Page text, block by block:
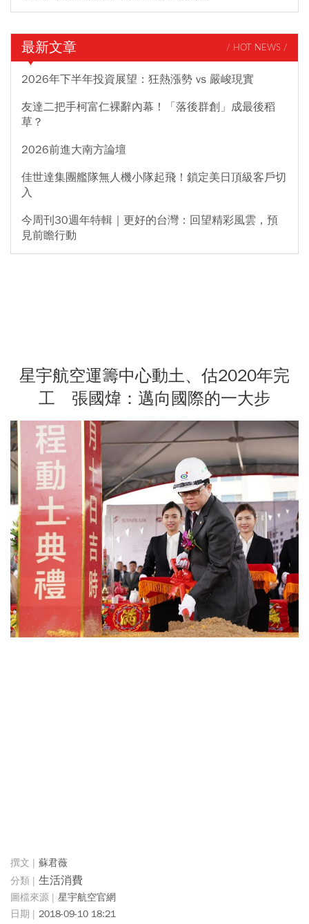
最新文章 / HOT NEWS /
2026年下半年投資展望：狂熱漲勢 vs 嚴峻現實
友達二把手柯富仁裸辭內幕！「落後群創」成最後稻
草？
2026前進大南方論壇
佳世達集團艦隊無人機小隊起飛！鎖定美日頂級客戶切
入
今周刊30週年特輯｜更好的台灣：回望精彩風雲，預
見前瞻行動
星宇航空運籌中心動土、估2020年完
工 張國煒：邁向國際的一大步
蘇君薇
生活消費
星宇航空官網
2018-09-10 18:21